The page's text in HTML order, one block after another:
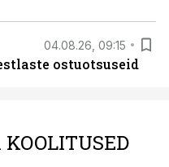
04.08.26, 09:15
ostuotsuseid